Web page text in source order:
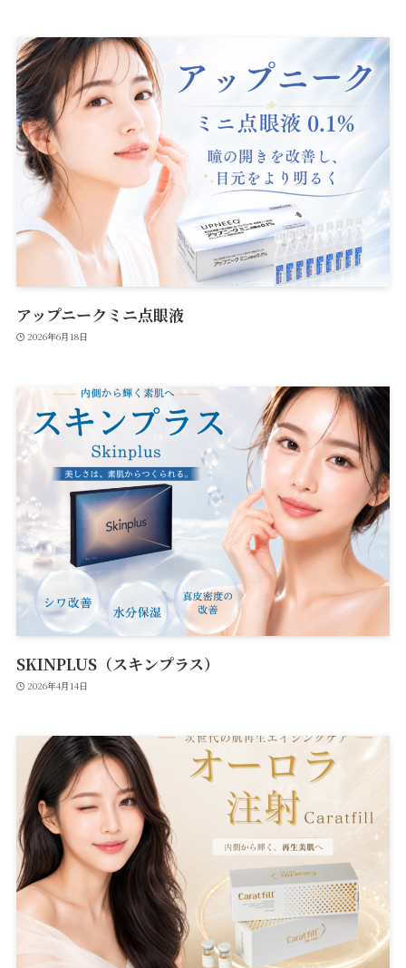
アップニークミニ点眼液
2026年6月18日
SKINPLUS（スキンプラス）
2026年4月14日